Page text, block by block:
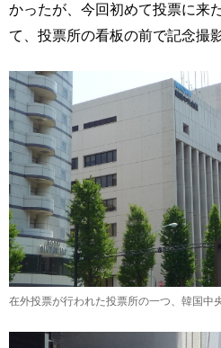
かったが、今回初めて投票に来
て、投票所の看板の前で記念撮
在外投票が行われた投票所の一つ、韓国中